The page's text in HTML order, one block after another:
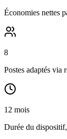
Économies nettes
8
Postes adaptés via
12 mois
Durée du